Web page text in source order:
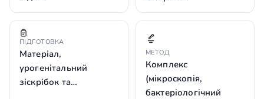
ПІДГОТОВКА
Матеріал,
урогенітальний
зіскрібок та…
МЕТОД
Комплекс
(мікроскопія,
бактеріологічний